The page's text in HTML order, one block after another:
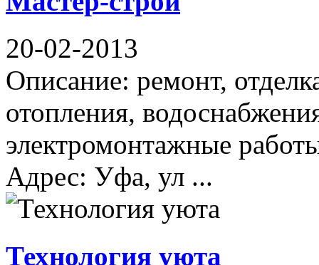
20-02-2013
Описание: ремонт,
отопления,
электромонтажные
Адрес: Уфа, ул ...
Технология уюта